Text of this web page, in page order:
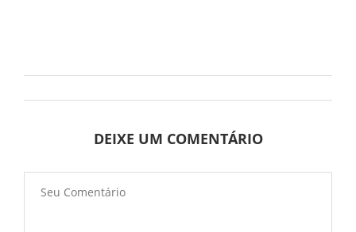
DEIXE UM COMENTÁRIO